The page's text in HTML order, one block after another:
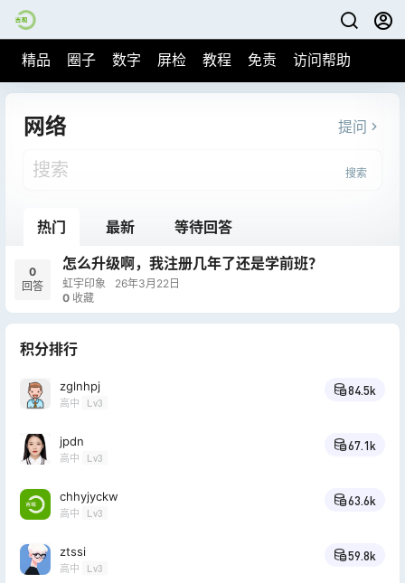
精品 圈子 数字 屏检 教程 免责 访问帮助
网络 提问
搜索
热门 最新 等待回答
0
回答
怎么升级啊，我注册几年了还是学前班？
虹宇印象
26年3月22日
0 收藏
积分排行
zglnhpj
高中 Lv3
84.5k
jpdn
高中 Lv3
67.1k
chhyjyckw
高中 Lv3
63.6k
ztssi
高中 Lv3
59.8k